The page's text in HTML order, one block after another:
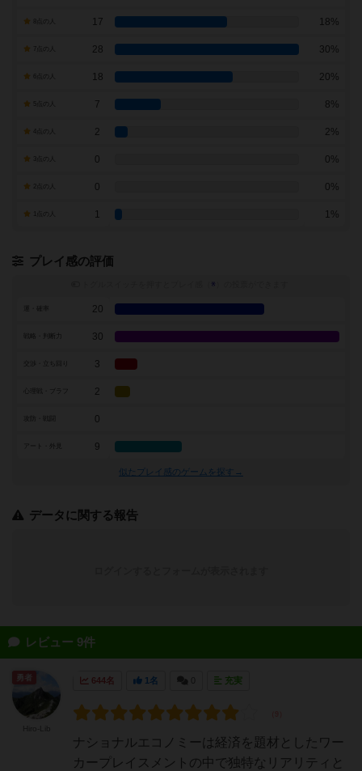
17 18%
7点の人 28 30%
18 20%
7 8%
2 2%
0 0%
0 0%
1 1%
プレイ感の評価
※
20
戦略・判断力 30
3
2
0
アート・外見 9
似たプレイ感のゲームを探す→
データに関する報告
レビュー 9件
644名 1名 充実
ナショナルエコノミーは経済を題材としたワー
カープレイスメントの中で独特なリアリティと